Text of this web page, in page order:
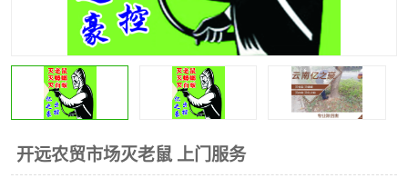
开远农贸市场灭老鼠 上门服务